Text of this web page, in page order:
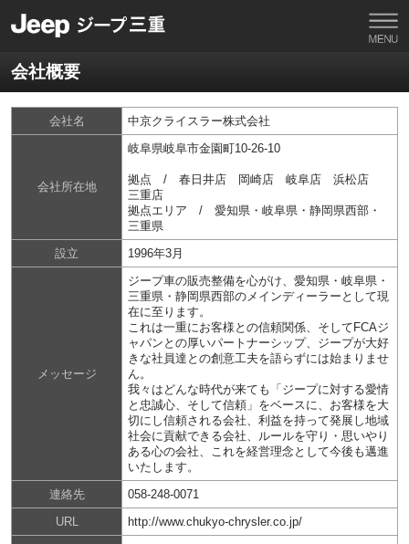
会社概要
会社名 中京クライスラー株式会社
会社所在地
岐阜県岐阜市金園町10-26-10
拠点 / 春日井店 岡崎店 岐阜店 浜松店
三重店
拠点エリア / 愛知県・岐阜県・静岡県西部・
三重県
設立
1996年3月
メッセージ
ジープ車の販売整備を心がけ、愛知県・岐阜県・
三重県・静岡県西部のメインディーラーとして現
在に至ります。
これは一重にお客様との信頼関係、そしてFCAジ
ャパンとの厚いパートナーシップ、ジープが大好
きな社員達との創意工夫を語らずには始まりませ
ん。
我々はどんな時代が来ても「ジープに対する愛情
と忠誠心、そして信頼」をベースに、お客様を大
切にし信頼される会社、利益を持って発展し地域
社会に貢献できる会社、ルールを守り・思いやり
ある心の会社、これを経営理念として今後も邁進
いたします。
連絡先
058-248-0071
URL
http://www.chukyo-chrysler.co.jp/